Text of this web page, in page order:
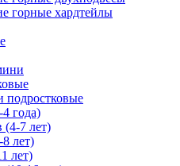
горные хардтейлы
подростковые
года)
7 лет)
лет)
лет)